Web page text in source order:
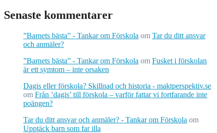
Senaste kommentarer
”Barnets bästa” - Tankar om Förskola om Tar du ditt ansvar
och anmäler?
”Barnets bästa” - Tankar om Förskola om Fusket i förskolan
är ett symtom – inte orsaken
Dagis eller förskola? Skillnad och historia - maktperspektiv.se
om Från ’dagis’ till förskola – varför fattar vi fortfarande inte
poängen?
Tar du ditt ansvar och anmäler? - Tankar om Förskola om
Upptäck barn som far illa